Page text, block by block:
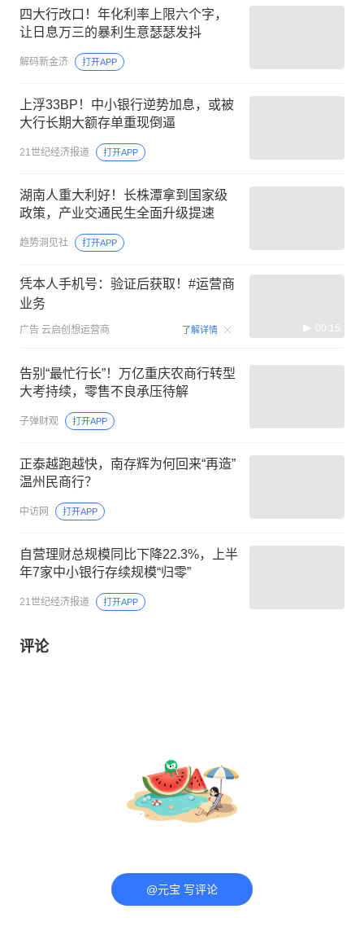
四大行改口！年化利率上限六个字，
让日息万三的暴利生意瑟瑟发抖
解码新金济 打开APP
上浮33BP！中小银行逆势加息，或被
大行长期大额存单重现倒逼
21世纪经济报道 打开APP
湖南人重大利好！长株潭拿到国家级
政策，产业交通民生全面升级提速
趋势洞见社 打开APP
凭本人手机号：验证后获取！#运营商
业务
广告 云启创想运营商 了解详情 00:15
告别“最忙行长”！万亿重庆农商行转型
大考持续，零售不良承压待解
子弹财观 打开APP
正泰越跑越快，南存辉为何回来“再造”
温州民商行？
中访网 打开APP
自营理财总规模同比下降22.3%，上半
年7家中小银行存续规模“归零”
21世纪经济报道 打开APP
评论
@元宝 写评论